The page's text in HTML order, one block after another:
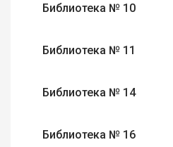
Библиотека № 10
Библиотека № 11
Библиотека № 14
Библиотека № 16